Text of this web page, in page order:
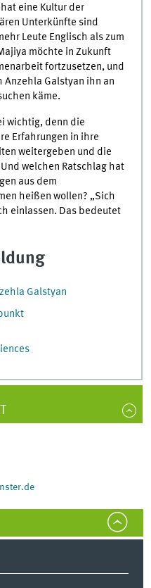
eine Kultur der
Unterkünfte sind
Leute Englisch als zum
möchte in Zukunft
fortzusetzen, und
Anzehla Galstyan ihn an
käme.
wichtig, denn die
Erfahrungen in ihre
weitergeben und die
welchen Ratschlag hat
aus dem
heißen wollen? „Sich
einlassen. Das bedeutet
Galstyan